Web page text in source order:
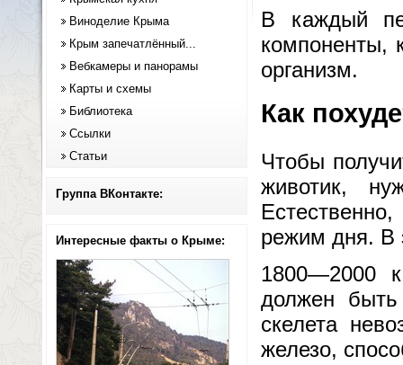
Виноделие Крыма
Крым запечатлённый...
Вебкамеры и панорамы
Карты и схемы
Библиотека
Ссылки
Статьи
Группа ВКонтакте:
Интересные факты о Крыме:
В каждый
компоненты,
организм.
Как
Чтобы
животик,
режим дня. В
1800—2000
должен быть
скелета
железо,